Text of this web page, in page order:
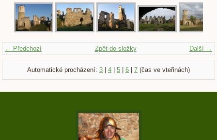
← Předchozí Další →
Zpět do složky
Automatické procházení: 3 | 4 | 5 | 6 | 7 (čas ve vteřinách)